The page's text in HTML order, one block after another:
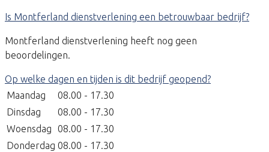
Is Montferland dienstverlening een betrouwbaar bedrijf?
Montferland dienstverlening heeft nog geen
beoordelingen.
Op welke dagen en tijden is dit bedrijf geopend?
Maandag
08.00 - 17.30
Dinsdag
08.00 - 17.30
Woensdag
08.00 - 17.30
Donderdag 08.00 - 17.30